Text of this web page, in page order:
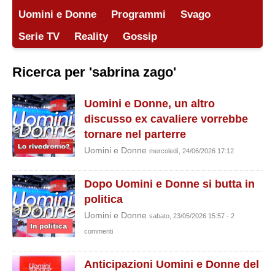
Uomini e Donne
Programmi
Svago
Serie TV
Reality Gossip
Ricerca per 'sabrina zago'
Uomini e Donne, un altro
discusso ex cavaliere vorrebbe
tornare nel parterre
Uomini e Donne mercoledì, 24/06/2026 17:12
Dopo Uomini e Donne si butta in
politica
Uomini e Donne sabato, 23/05/2026 15:57 - 2
commenti
Anticipazioni Uomini e Donne del